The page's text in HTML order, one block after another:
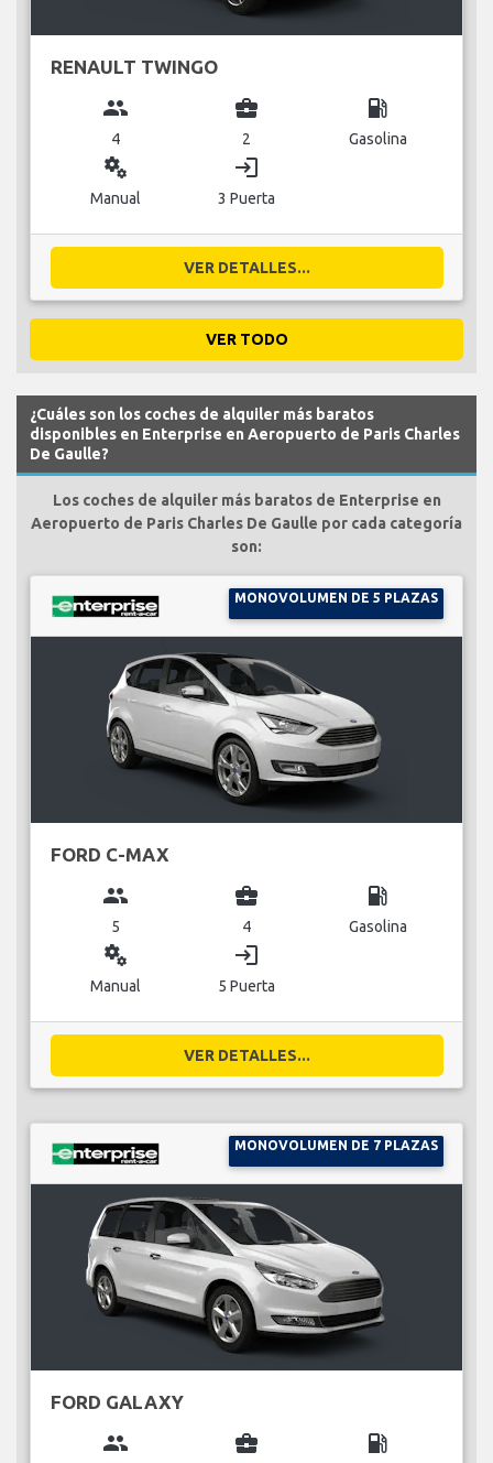
RENAULT TWINGO
group
4
business_center
2
local_gas_station
Gasolina
miscellaneous_services
Manual
login
3 Puerta
VER DETALLES...
VER TODO
¿Cuáles son los coches de alquiler más baratos
disponibles en Enterprise en Aeropuerto de Paris Charles
De Gaulle?
Los coches de alquiler más baratos de Enterprise en
Aeropuerto de Paris Charles De Gaulle por cada categoría
son:
MONOVOLUMEN DE 5 PLAZAS
FORD C-MAX
group
5
business_center
4
local_gas_station
Gasolina
miscellaneous_services
Manual
login
5 Puerta
VER DETALLES...
MONOVOLUMEN DE 7 PLAZAS
FORD GALAXY
group business_center local_gas_station